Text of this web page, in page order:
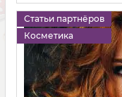
Статьи партнёров
Косметика